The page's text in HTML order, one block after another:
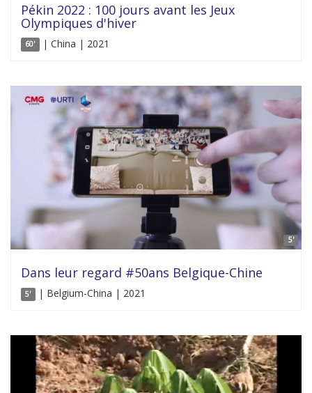
Pékin 2022 : 100 jours avant les Jeux
Olympiques d'hiver
60' | China | 2021
5'
Dans leur regard #50ans Belgique-Chine
5' | Belgium-China | 2021